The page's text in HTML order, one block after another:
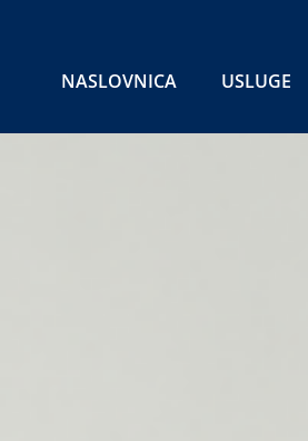
NASLOVNICA USLUGE